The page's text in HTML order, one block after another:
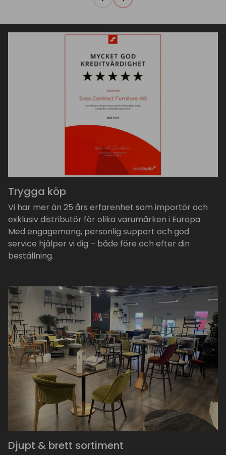
Trygga köp
Vi har mer än 25 års erfarenhet som importör och
exklusiv distributör för olika varumärken i Europa.
Med engagemang, personlig support och god
service hjälper vi dig – både före och efter din
beställning.
Djupt & brett sortiment